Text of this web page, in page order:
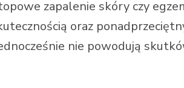
zapalenie skóry czy
oraz
nie powodują